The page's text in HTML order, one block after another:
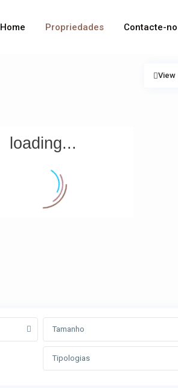
Home Propriedades Contacte-
loading...
View
Tipologias